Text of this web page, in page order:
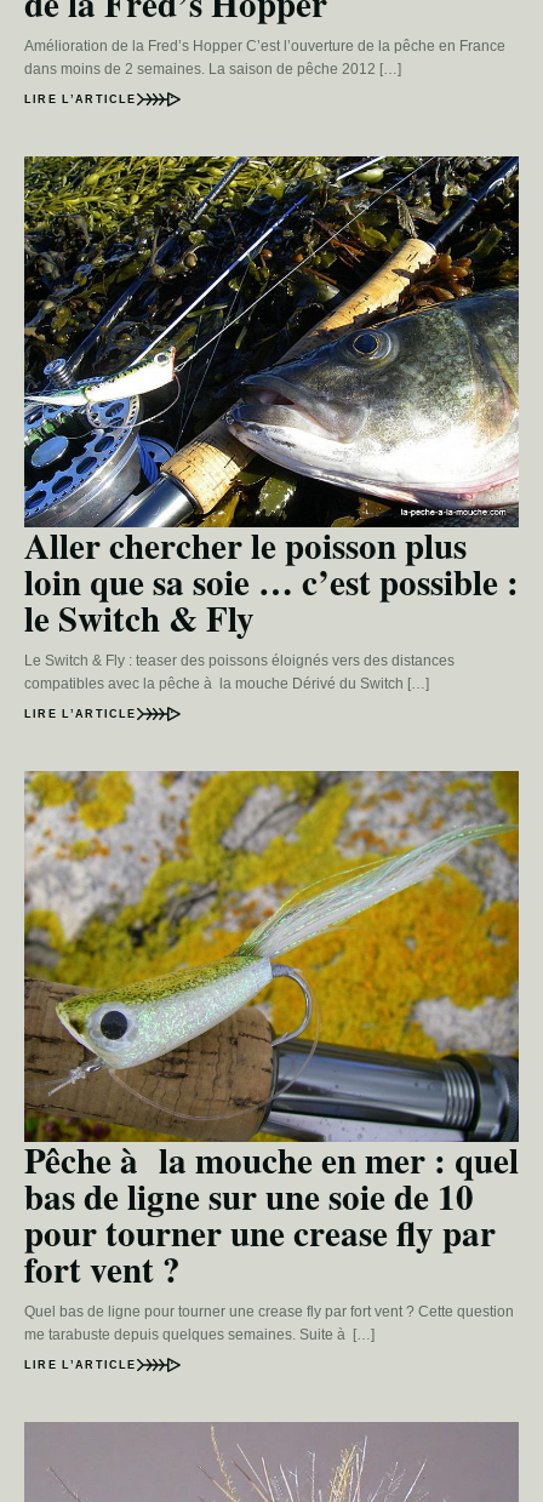
Amélioration de la Fred’s Hopper C’est l’ouverture de la pêche en France
dans moins de 2 semaines. La saison de pêche 2012 […]
LIRE L’ARTICLE
Aller chercher le poisson plus
loin que sa soie … c’est possible :
le Switch & Fly
Le Switch & Fly : teaser des poissons éloignés vers des distances
compatibles avec la pêche à la mouche Dérivé du Switch […]
LIRE L’ARTICLE
Pêche à la mouche en mer : quel
bas de ligne sur une soie de 10
pour tourner une crease fly par
fort vent ?
Quel bas de ligne pour tourner une crease fly par fort vent ? Cette question
me tarabuste depuis quelques semaines. Suite à […]
LIRE L’ARTICLE